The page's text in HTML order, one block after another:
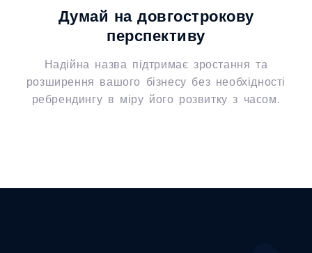
Думай на довгострокову
перспективу
Надійна назва підтримає зростання та
розширення вашого бізнесу без необхідності
ребрендингу в міру його розвитку з часом.